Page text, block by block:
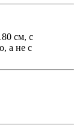
см, с
а не с